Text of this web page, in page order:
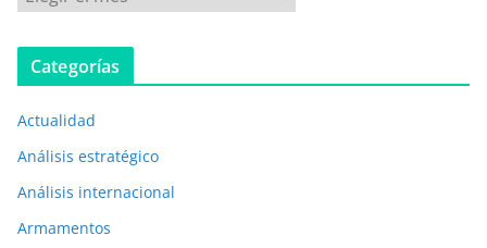
u
b
c
a
c
o
Categorías
Actualidad
Análisis estratégico
Análisis internacional
Armamentos